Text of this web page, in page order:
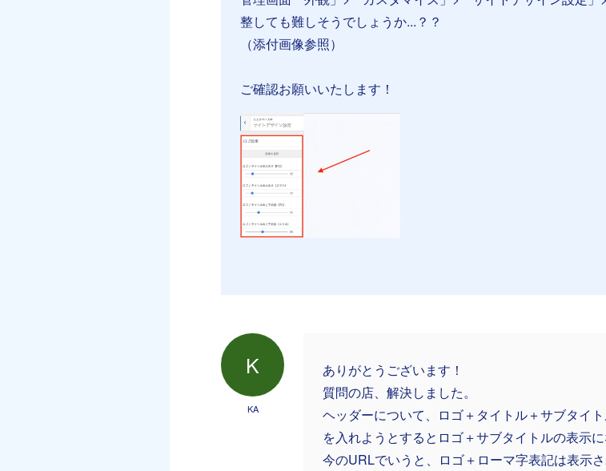
整しても難しそうでしょうか...？？
（添付画像参照）
ご確認お願いいたします！
K
KA
ありがとうございます！
質問の店、解決しました。
ヘッダーについて、ロゴ＋タイトル＋サブタイ
を入れようとするとロゴ＋サブタイトルの表示に
今のURLでいうと、ロゴ＋ローマ字表記は表示